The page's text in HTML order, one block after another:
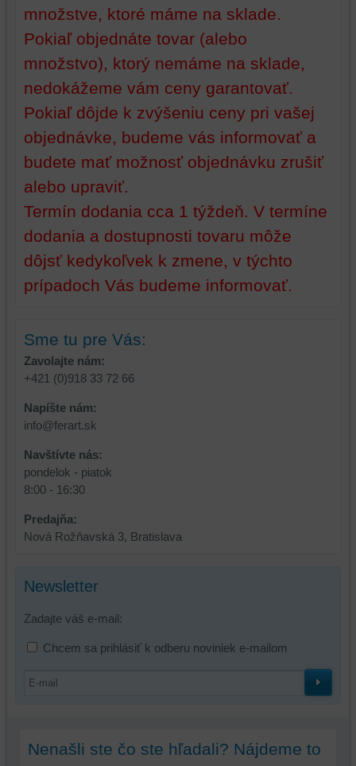
množstve, ktoré máme na sklade.
Pokiaľ objednáte tovar (alebo
množstvo), ktorý nemáme na sklade,
nedokážeme vám ceny garantovať.
Pokiaľ dôjde k zvýšeniu ceny pri vašej
objednávke, budeme vás informovať a
budete mať možnosť objednávku zrušiť
alebo upraviť.
Termín dodania cca 1 týždeň. V termíne
dodania a dostupnosti tovaru môže
dôjsť kedykoľvek k zmene, v týchto
prípadoch Vás budeme informovať.
Sme tu pre Vás:
Zavolajte nám:
+421 (0)918 33 72 66
Napíšte nám:
info@ferart.sk
Navštívte nás:
pondelok - piatok
8:00 - 16:30
Predajňa:
Nová Rožňavská 3, Bratislava
Newsletter
Zadajte váš e-mail:
Chcem sa prihlásiť k odberu noviniek e-mailom
Nenašli ste čo ste hľadali? Nájdeme to
atď.